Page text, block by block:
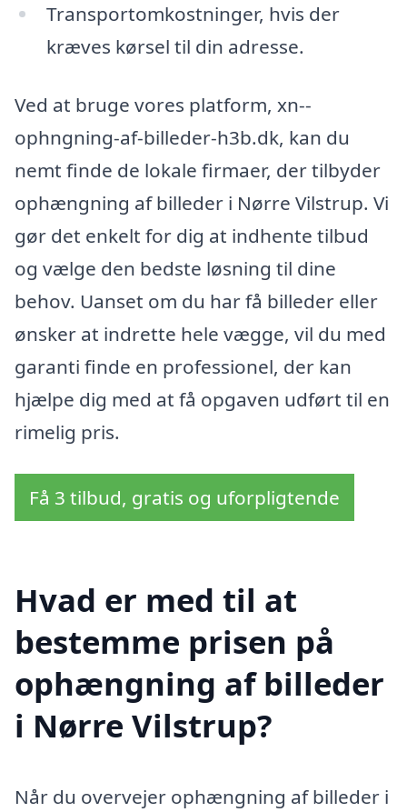
Transportomkostninger, hvis der
kræves kørsel til din adresse.
Ved at bruge vores platform, xn--
ophngning-af-billeder-h3b.dk, kan du
nemt finde de lokale firmaer, der tilbyder
ophængning af billeder i Nørre Vilstrup. Vi
gør det enkelt for dig at indhente tilbud
og vælge den bedste løsning til dine
behov. Uanset om du har få billeder eller
ønsker at indrette hele vægge, vil du med
garanti finde en professionel, der kan
hjælpe dig med at få opgaven udført til en
rimelig pris.
Få 3 tilbud, gratis og uforpligtende
Hvad er med til at
bestemme prisen på
ophængning af billeder
i Nørre Vilstrup?
Når du overvejer ophængning af billeder i